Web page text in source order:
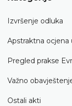
Izvršenje odluka
Apstraktna ocjena
Pregled prakse
Važno
Ostali akti